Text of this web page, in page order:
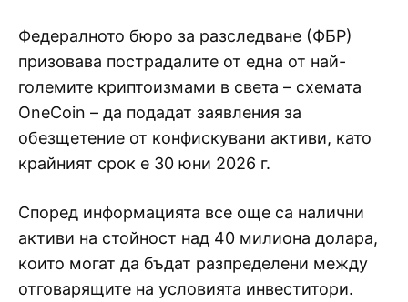
Федералното бюро за разследване (ФБР)
призовава пострадалите от една от най-
големите криптоизмами в света – схемата
OneCoin – да подадат заявления за
обезщетение от конфискувани активи, като
крайният срок е 30 юни 2026 г.
Според информацията все още са налични
активи на стойност над 40 милиона долара,
които могат да бъдат разпределени между
отговарящите на условията инвеститори.